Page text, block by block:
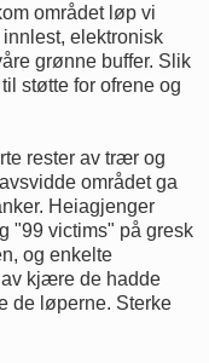
området løp vi
elektronisk
grønne buffer. Slik
støtte for ofrene og
rester av trær og
området ga
Heiagjenger
"99 victims" på gresk
og enkelte
kjære de hadde
de løperne. Sterke